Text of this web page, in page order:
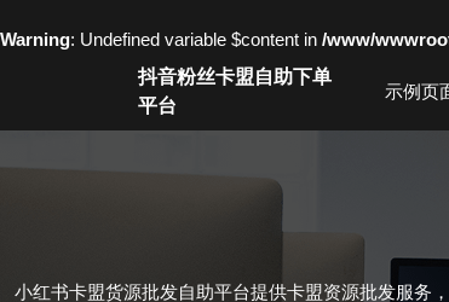
Warning: Undefined variable $content in /www/
抖音粉丝卡盟自助下单
平台
示例页
小红书卡盟货源批发自助平台提供卡盟资源批发服务